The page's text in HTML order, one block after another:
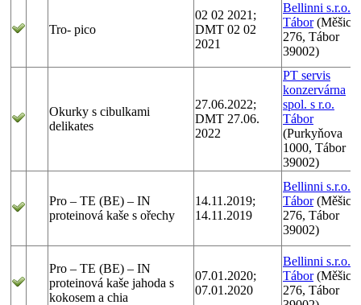
Tro- pico
02 02 2021;
DMT 02 02
2021
Bellinni s.r.o.
Tábor
276, Tábor
39002)
Okurky s cibulkami
delikates
27.06.2022;
DMT 27.06.
2022
PT servis
konzervárna
spol. s r.o.
Tábor
(Purkyňova
1000, Tábor
39002)
Pro – TE (BE) – IN
proteinová kaše s ořechy
14.11.2019;
14.11.2019
Bellinni s.r.o.
Tábor
276, Tábor
39002)
Pro – TE (BE) – IN
proteinová kaše jahoda s
kokosem a chia
07.01.2020;
07.01.2020
Bellinni s.r.o.
Tábor
276, Tábor